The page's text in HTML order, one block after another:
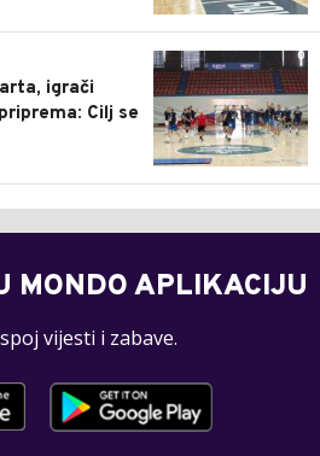
0
igrači
Cilj se
MONDO APLIKACIJU
vijesti i zabave.